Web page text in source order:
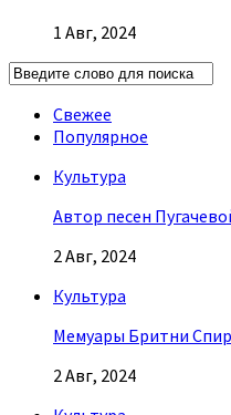
1 Авг, 2024
Свежее
Популярное
Культура
Автор песен
2 Авг, 2024
Культура
Мемуары Бритни
2 Авг, 2024